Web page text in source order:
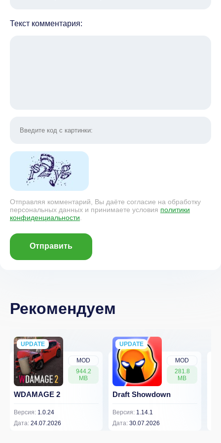
Текст комментария:
Отправляя комментарий, Вы даёте согласие на обработку
персональных данных и принимаете условия политики
конфиденциальности.
Отправить
Рекомендуем
MOD
944.2
MB
UPDATE
NEW
WDAMAGE 2
Версия: 1.0.24
Дата: 24.07.2026
MOD
281.8
MB
UPDATE
NEW
Draft Showdown
Версия: 1.14.1
Дата: 30.07.2026